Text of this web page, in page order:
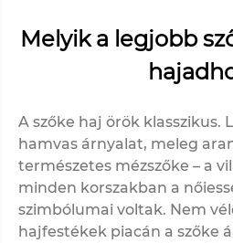
Melyik a legjobb
A szőke haj örök klasszikus.
hamvas árnyalat, meleg
természetes mézszőke – a
minden korszakban a
szimbólumai voltak. Nem
hajfestékek piacán a szőke